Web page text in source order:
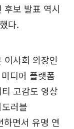
후보 발표 역시
다.
사회 의장인
디어 플랫폼
고감도 영상
러블
면서 유명 연